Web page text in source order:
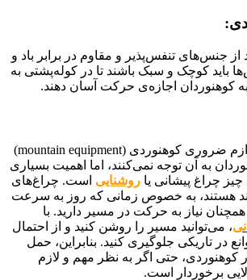
از جنس‌های تنفس‌پذیر و مقاوم در برابر باد و
باید کوچک و سبک باشند تا در کوله‌پشتی به
به کوهنوردان اجازه‌ی حرکت آسان دهند.
اگر بخواهم یکی از لوازم ضروری کوهنوردی (mountain equipment)
به آن توجه نمی‌کنند، اما اهمیت بسیاری
چراغ پیشانی یا روشنایی است. چراغ‌های
هستند، به خصوص زمانی که روز به سرعت
نیاز به حرکت در مسیر دارید. با
، می‌توانید مسیر را روشن کنید و از احتمال
در تاریکی جلوگیری کنید. بنابراین، حمل
کوهنوردی، حتی اگر به نظر مهم و لازم
برخوردار است.